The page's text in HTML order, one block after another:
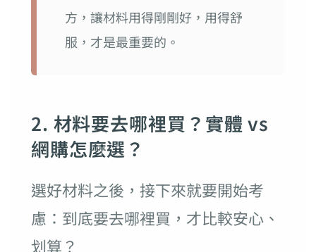
方，讓材料用得剛剛好，用得舒
服，才是最重要的。
2. 材料要去哪裡買？實體 vs
網購怎麼選？
選好材料之後，接下來就要開始考
慮：到底要去哪裡買，才比較安心、
划算？